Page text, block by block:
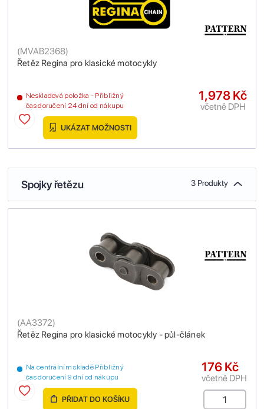
Řetěz Regina pro klasické motocykly
(MVAB2368)
Neskladová položka - Přibližný
čas doručení 24 dní od nákupu
1,978 Kč
včetně DPH
UKÁZAT MOŽNOSTI
Spojky řetězu 3 Produkty
Řetěz Regina pro klasické motocykly - půl-článek
(AA3372)
Na centrálním skladě Přibližný
čas doručení 9 dní od nákupu
176 Kč
včetně DPH
PŘIDAT DO KOŠÍKU